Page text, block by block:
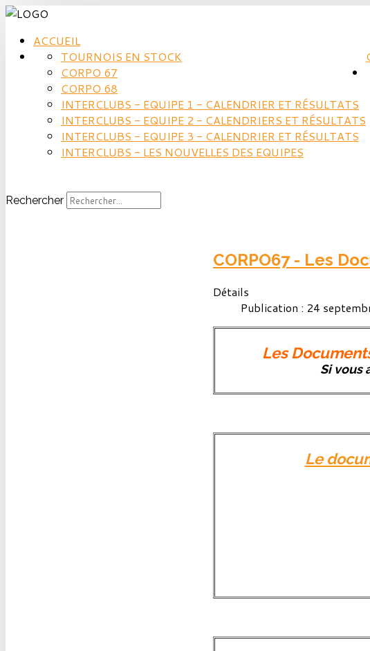
ACCUEIL
TOURNOIS EN STOCK
CORPO 67
CORPO 68
INTERCLUBS - EQUIPE 1 - CALENDRIER ET RÉSULTATS
INTERCLUBS - EQUIPE 2 - CALENDRIERS ET RÉSULTATS
INTERCLUBS - EQUIPE 3 - CALENDRIER ET RÉSULTATS
INTERCLUBS - LES NOUVELLES DES EQUIPES
Rechercher
CORPO67 - Les
Détails
Publication : 24
Les
Si vous
Le